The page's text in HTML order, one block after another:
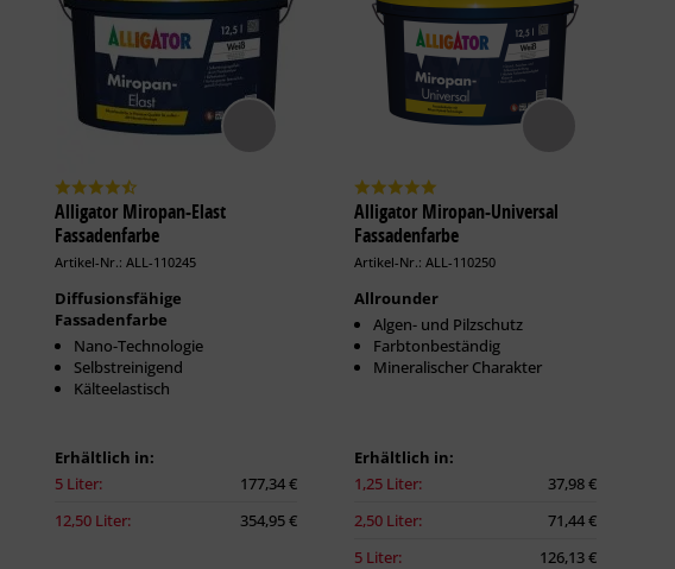
Alligator Miropan-Elast
Fassadenfarbe
Artikel-Nr.: ALL-110245
Diffusionsfähige
Fassadenfarbe
Nano-Technologie
Selbstreinigend
Kälteelastisch
Erhältlich in:
5 Liter:
177,34 €
12,50 Liter:
354,95 €
Alligator Miropan-Universal
Fassadenfarbe
Artikel-Nr.: ALL-110250
Allrounder
Algen- und Pilzschutz
Farbtonbeständig
Mineralischer Charakter
Erhältlich in:
1,25 Liter:
37,98 €
2,50 Liter:
71,44 €
5 Liter:
126,13 €